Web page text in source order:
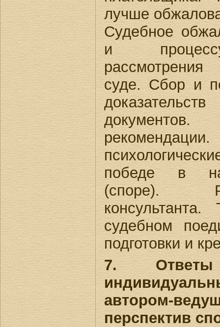
лучше
Судебное
и
суде. Сбор и
победе в
(споре).
судебном
подготовки и
7.
автором-
перспектив